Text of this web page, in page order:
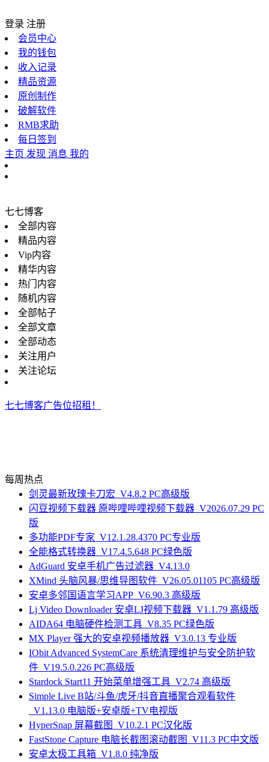
登录 注册
会员中心
我的钱包
收入记录
精品资源
原创制作
破解软件
RMB求助
每日签到
主页 发现 消息 我的
七七博客
全部内容
精品内容
Vip内容
精华内容
热门内容
随机内容
全部帖子
全部文章
全部动态
关注用户
关注论坛
七七博客广告位招租！
每周热点
剑灵最新玫瑰卡刀宏_V4.8.2 PC高级版
闪豆视频下载器 原哔哩哔哩视频下载器_V2026.07.29 PC
版
多功能PDF专家_V12.1.28.4370 PC专业版
全能格式转换器_V17.4.5.648 PC绿色版
AdGuard 安卓手机广告过滤器_V4.13.0
XMind 头脑风暴/思维导图软件_V26.05.01105 PC高级版
安卓多邻国语言学习APP_V6.90.3 高级版
Lj Video Downloader 安卓LJ视频下载器_V1.1.79 高级版
AIDA64 电脑硬件检测工具_V8.35 PC绿色版
MX Player 强大的安卓视频播放器_V3.0.13 专业版
IObit Advanced SystemCare 系统清理维护与安全防护软
件_V19.5.0.226 PC高级版
Stardock Start11 开始菜单增强工具_V2.74 高级版
Simple Live B站/斗鱼/虎牙/抖音直播聚合观看软件
_V1.13.0 电脑版+安卓版+TV电视版
HyperSnap 屏幕截图_V10.2.1 PC汉化版
FastStone Capture 电脑长截图滚动截图_V11.3 PC中文版
安卓太极工具箱_V1.8.0 纯净版